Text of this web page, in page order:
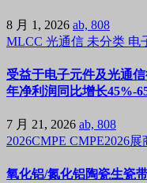
8 月 1, 2026 ab, 808
MLCC 光通信 未分类 电
受益于电子元件及光通
年净利润同比增长45%-
7 月 21, 2026 ab, 808
2026CMPE CMPE2026展
氧化铝/氮化铝陶瓷生瓷